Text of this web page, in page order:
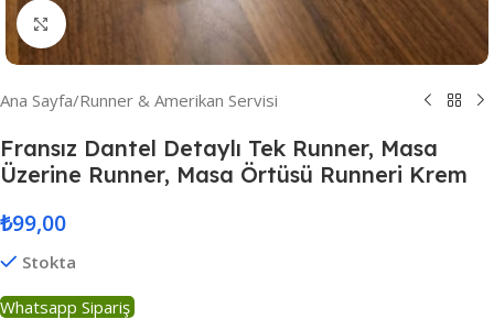
Resmi Büyüt
Ana Sayfa/Runner & Amerikan Servisi
Fransız Dantel Detaylı Tek Runner, Masa
Üzerine Runner, Masa Örtüsü Runneri Krem
₺99,00
Stokta
Whatsapp Sipariş